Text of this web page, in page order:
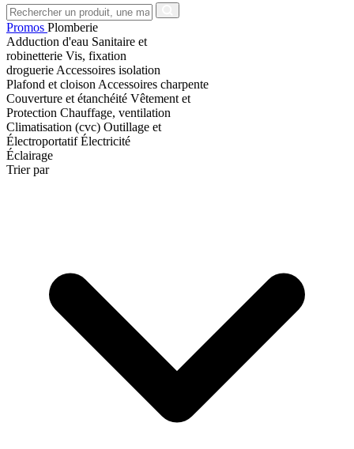
Promos Plomberie
Adduction d'eau Sanitaire et
robinetterie Vis, fixation
droguerie Accessoires isolation
Plafond et cloison Accessoires charpente
Couverture et étanchéité Vêtement et
Protection Chauffage, ventilation
Climatisation (cvc) Outillage et
ÉlectroportatifÉlectricité
Éclairage
Trier par